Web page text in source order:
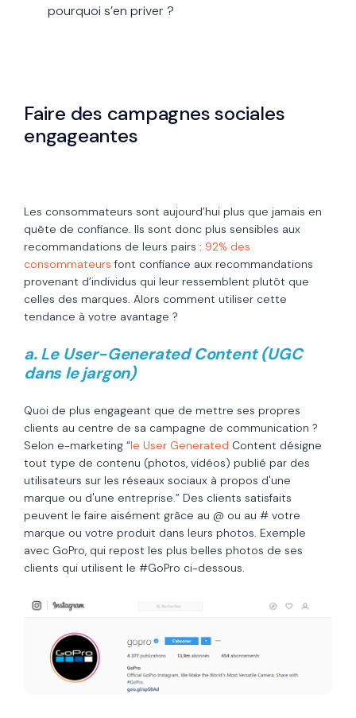
pourquoi s’en priver ?
Faire des campagnes sociales
engageantes
Les consommateurs sont aujourd’hui plus que jamais en
quête de confiance. Ils sont donc plus sensibles aux
recommandations de leurs pairs : 92% des
consommateurs font confiance aux recommandations
provenant d’individus qui leur ressemblent plutôt que
celles des marques. Alors comment utiliser cette
tendance à votre avantage ?
a. Le User-Generated Content (UGC
dans le jargon)
Quoi de plus engageant que de mettre ses propres
clients au centre de sa campagne de communication ?
Selon e-marketing “le User Generated Content désigne
tout type de contenu (photos, vidéos) publié par des
utilisateurs sur les réseaux sociaux à propos d'une
marque ou d'une entreprise.” Des clients satisfaits
peuvent le faire aisément grâce au @ ou au # votre
marque ou votre produit dans leurs photos. Exemple
avec GoPro, qui repost les plus belles photos de ses
clients qui utilisent le #GoPro ci-dessous.